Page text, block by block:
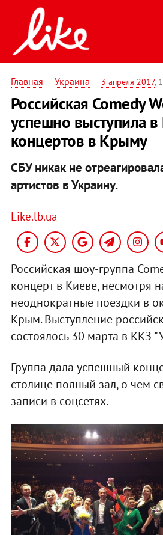
Главная — Украина — 3 апреля 2017,
Российская Comedy
успешно выступила
концертов в Крыму
СБУ никак не
артистов в Украину.
Like.lb.ua
Российская шоу-группа
концерт в Киеве, несмотря
неоднократные поездки в
Крым. Выступление
состоялось 30 марта в ККЗ
Группа дала успешный
столице полный зал, о чем
записи в соцсетях.